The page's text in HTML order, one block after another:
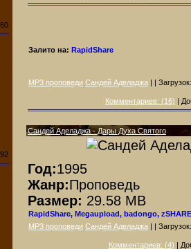
Залито на: RapidShare
MP3 проповеди Сандей Аделаджа | |
Комментариев: (16) |
Сандей Аделаджа - Дары Духа Святого
Год:1995
Жанр:Проповедь
Размер: 29.58 MB
RapidShare, Megaupload, badongo, zSHARE
MP3 проповеди Сандей Аделаджа | |
Комментариев: (4) |